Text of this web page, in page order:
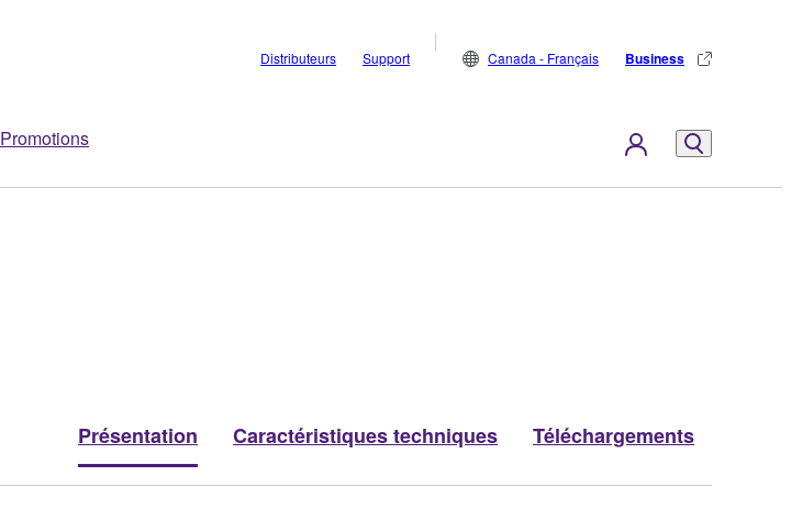
Promotions
Distributeurs Support Canada - Français Business
Présentation Caractéristiques techniques Téléchargements